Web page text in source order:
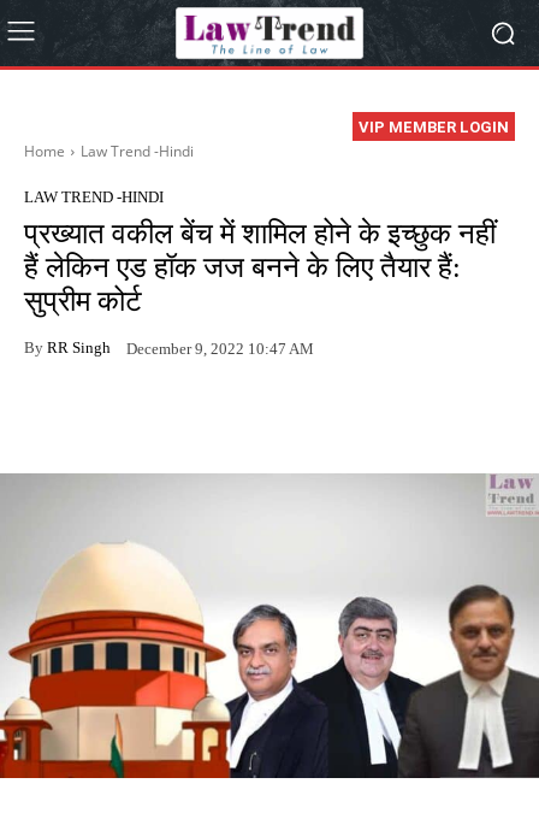
VIP MEMBER LOGIN
Home Law Trend -Hindi
LAW TREND -HINDI
प्रख्यात वकील बेंच में शामिल होने के इच्छुक नहीं
हैं लेकिन एड हॉक जज बनने के लिए तैयार हैं:
सुप्रीम कोर्ट
By RR Singh December 9, 2022 10:47 AM